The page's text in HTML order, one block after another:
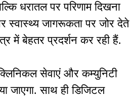
धरातल पर परिणाम दिखना
स्वास्थ्य जागरूकता पर जोर देते
में बेहतर प्रदर्शन कर रही हैं.
सेवाएं और कम्युनिटी
जाएगा. साथ ही डिजिटल